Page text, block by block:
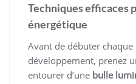
Techniques efficaces
énergétique
Avant de débuter chaque
développement, prenez
entourer d’une bulle